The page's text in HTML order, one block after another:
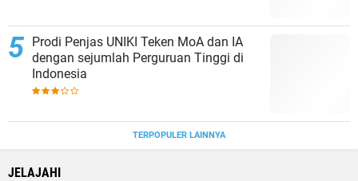
Prodi Penjas UNIKI Teken MoA dan IA
dengan sejumlah Perguruan Tinggi di
Indonesia
TERPOPULER LAINNYA
JELAJAHI